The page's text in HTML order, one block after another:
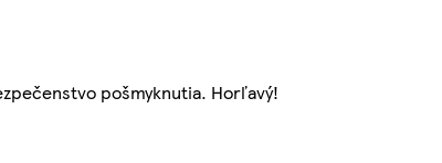
pošmyknutia. Horľavý!